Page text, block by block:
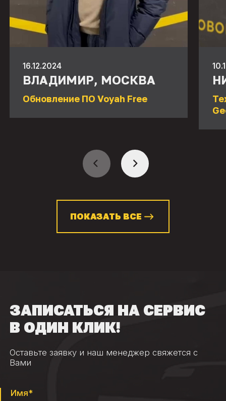
16.12.2024
ВЛАДИМИР, МОСКВА
Обновление ПО Voyah Free
ПОКАЗАТЬ ВСЕ
ЗАПИСАТЬСЯ НА СЕРВИС
В ОДИН КЛИК!
Оставьте заявку и наш менеджер свяжется с
Вами
Имя*